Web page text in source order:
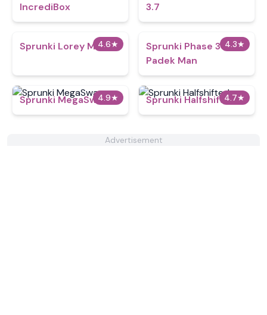
IncrediBox
3.7
4.6★
Sprunki Lorey Mod 4.3★
Sprunki Phase 3
Padek Man
4.9★
Sprunki MegaSwap 4.7★
Sprunki Halfshifted
Advertisement